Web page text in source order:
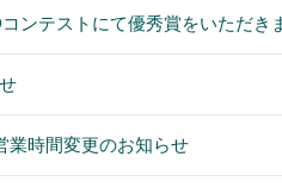
ンテストにて優秀賞をいただき
業時間変更のお知らせ